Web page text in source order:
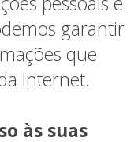
garantir
que
Internet.
às suas